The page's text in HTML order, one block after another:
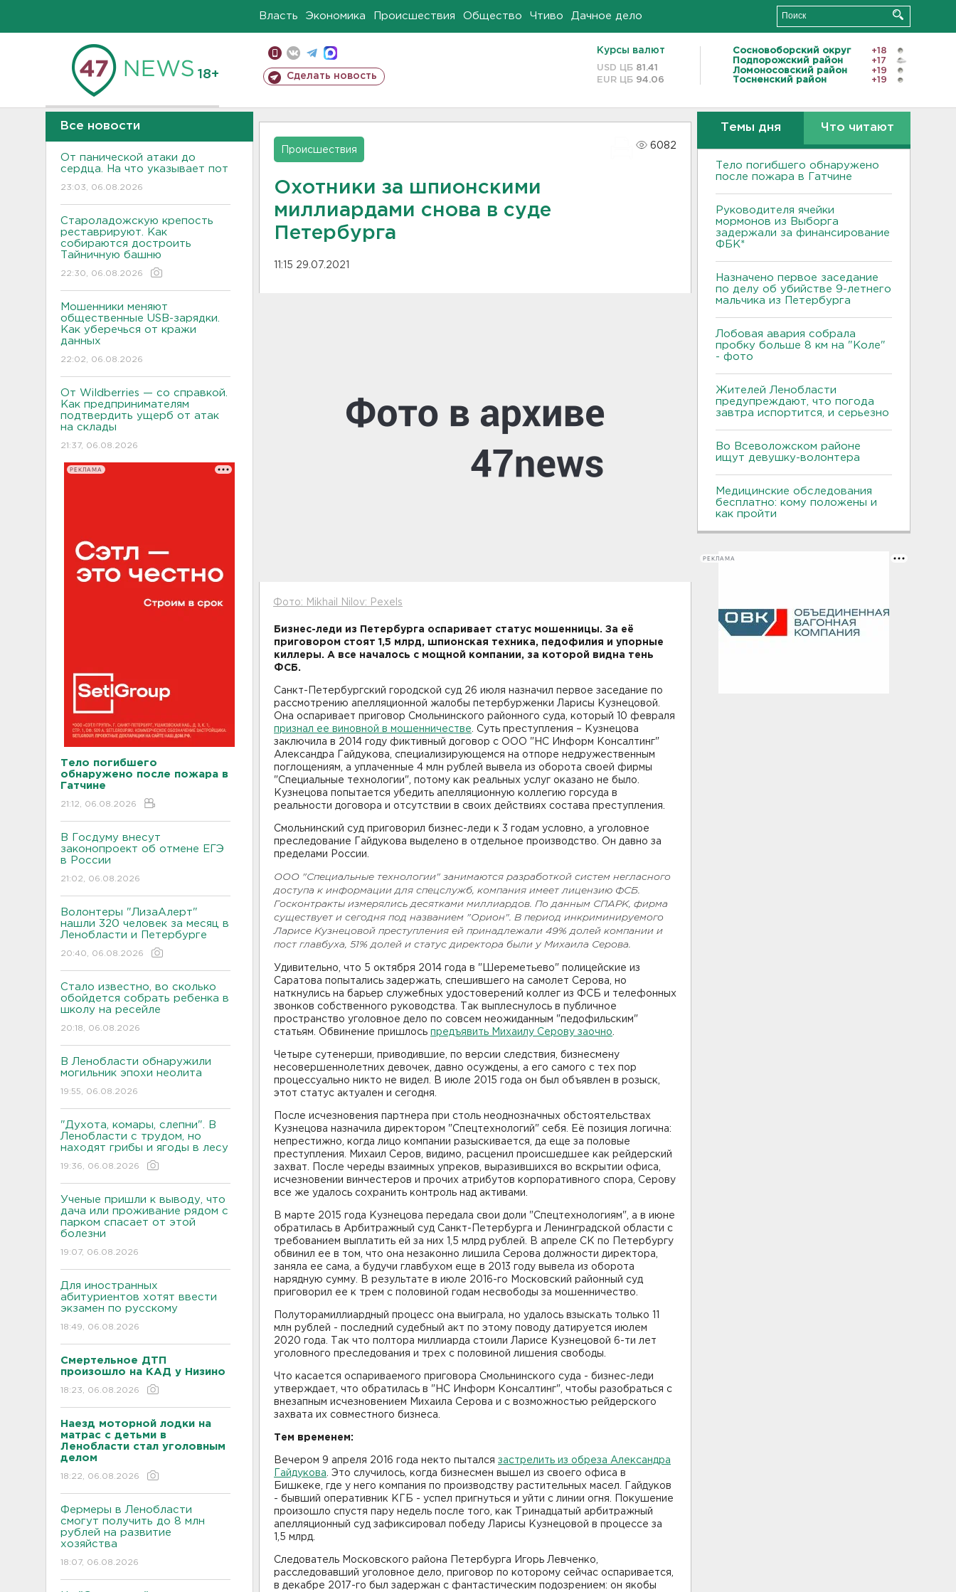
Власть Экономика Происшествия Общество Чтиво Дачное дело
18+ Сделать новость
Курсы валют
USD ЦБ 81.41
EUR ЦБ 94.06
Сосновоборский округ
+18
Подпорожский район
+17
Ломоносовский район
+19
Тосненский район
+19
Все новости
От панической атаки до
сердца. На что указывает пот
23:03, 06.08.2026
Староладожскую крепость
реставрируют. Как
собираются достроить
Тайничную башню
22:30, 06.08.2026
Мошенники меняют
общественные USB-зарядки.
Как уберечься от кражи
данных
22:02, 06.08.2026
От Wildberries — со справкой.
Как предпринимателям
подтвердить ущерб от атак
на склады
21:37, 06.08.2026
РЕКЛАМА
Тело погибшего
обнаружено после пожара в
Гатчине
21:12, 06.08.2026
В Госдуму внесут
законопроект об отмене ЕГЭ
в России
21:02, 06.08.2026
Волонтеры "ЛизаАлерт"
нашли 320 человек за месяц в
Ленобласти и Петербурге
20:40, 06.08.2026
Стало известно, во сколько
обойдется собрать ребенка в
школу на ресейле
20:18, 06.08.2026
В Ленобласти обнаружили
могильник эпохи неолита
19:55, 06.08.2026
"Духота, комары, слепни". В
Ленобласти с трудом, но
находят грибы и ягоды в лесу
19:36, 06.08.2026
Ученые пришли к выводу, что
дача или проживание рядом с
парком спасает от этой
болезни
19:07, 06.08.2026
Для иностранных
абитуриентов хотят ввести
экзамен по русскому
18:49, 06.08.2026
Смертельное ДТП
произошло на КАД у Низино
18:23, 06.08.2026
Наезд моторной лодки на
матрас с детьми в
Ленобласти стал уголовным
делом
18:22, 06.08.2026
Фермеры в Ленобласти
смогут получить до 8 млн
рублей на развитие
хозяйства
18:07, 06.08.2026
Происшествия
6082
Охотники за шпионскими
миллиардами снова в суде
Петербурга ​​​​​​​
11:15 29.07.2021
Фото: Mikhail Nilov: Pexels
Бизнес-леди из Петербурга оспаривает статус мошенницы. За её
приговором стоят 1,5 млрд, шпионская техника, педофилия и упорные
киллеры. А все началось с мощной компании, за которой видна тень
ФСБ.
Санкт-Петербургский городской суд 26 июля назначил первое заседание по
рассмотрению апелляционной жалобы петербурженки Ларисы Кузнецовой.
Она оспаривает приговор Смольнинского районного суда, который 10 февраля
признал ее виновной в мошенничестве . Суть преступления – Кузнецова
заключила в 2014 году фиктивный договор с ООО "НС Информ Консалтинг"
Александра Гайдукова, специализирующемся на отпоре недружественным
поглощениям, а уплаченные 4 млн рублей вывела из оборота своей фирмы
"Специальные технологии", потому как реальных услуг оказано не было.
Кузнецова попытается убедить апелляционную коллегию горсуда в
реальности договора и отсутствии в своих действиях состава преступления.
Смольнинский суд приговорил бизнес-леди к 3 годам условно, а уголовное
преследование Гайдукова выделено в отдельное производство. Он давно за
пределами России.
ООО "Специальные технологии" занимаются разработкой систем негласного
доступа к информации для спецслужб, компания имеет лицензию ФСБ.
Госконтракты измерялись десятками миллиардов. По данным СПАРК, фирма
существует и сегодня под названием "Орион". В период инкриминируемого
Ларисе Кузнецовой преступления ей принадлежали 49% долей компании и
пост главбуха, 51% долей и статус директора были у Михаила Серова.
Удивительно, что 5 октября 2014 года в "Шереметьево" полицейские из
Саратова попытались задержать, спешившего на самолет Серова, но
наткнулись на барьер служебных удостоверений коллег из ФСБ и телефонных
звонков собственного руководства. Так выплеснулось в публичное
пространство уголовное дело по совсем неожиданным "педофильским"
статьям. Обвинение пришлось предъявить Михаилу Серову заочно
Четыре сутенерши, приводившие, по версии следствия, бизнесмену
несовершеннолетних девочек, давно осуждены, а его самого с тех пор
процессуально никто не видел. В июле 2015 года он был объявлен в розыск,
этот статус актуален и сегодня.
После исчезновения партнера при столь неоднозначных обстоятельствах
Кузнецова назначила директором "Спецтехнологий" себя. Её позиция логична:
непрестижно, когда лицо компании разыскивается, да еще за половые
преступления. Михаил Серов, видимо, расценил происшедшее как рейдерский
захват. После череды взаимных упреков, выразившихся во вскрытии офиса,
исчезновении винчестеров и прочих атрибутов корпоративного спора, Серову
все же удалось сохранить контроль над активами.
В марте 2015 года Кузнецова передала свои доли "Спецтехнологиям", а в июне
обратилась в Арбитражный суд Санкт-Петербурга и Ленинградской области с
требованием выплатить ей за них 1,5 млрд рублей. В апреле СК по Петербургу
обвинил ее в том, что она незаконно лишила Серова должности директора,
заняла ее сама, а будучи главбухом еще в 2013 году вывела из оборота
нарядную сумму. В результате в июле 2016-го Московский районный суд
приговорил ее к трем с половиной годам несвободы за мошенничество.
Полуторамиллиардный процесс она выиграла, но удалось взыскать только 11
млн рублей - последний судебный акт по этому поводу датируется июлем
2020 года. Так что полтора миллиарда стоили Ларисе Кузнецовой 6-ти лет
уголовного преследования и трех с половиной лишения свободы.
Что касается оспариваемого приговора Смольнинского суда - бизнес-леди
утверждает, что обратилась в "НС Информ Консалтинг", чтобы разобраться с
внезапным исчезновением Михаила Серова и с возможностью рейдерского
захвата их совместного бизнеса.
Тем временем:
Вечером 9 апреля 2016 года некто пытался застрелить из обреза Александра
Гайдукова . Это случилось, когда бизнесмен вышел из своего офиса в
Бишкеке, где у него компания по производству растительных масел. Гайдуков
- бывший оперативник КГБ - успел пригнуться и уйти с линии огня. Покушение
произошло спустя пару недель после того, как Тринадцатый арбитражный
апелляционный суд зафиксировал победу Ларисы Кузнецовой в процессе за
1,5 млрд.
Следователь Московского района Петербурга Игорь Левченко,
расследовавший уголовное дело, приговор по которому сейчас оспаривается,
в декабре 2017-го был задержан с фантастическим подозрением: он якобы
Темы дня Что читают
Тело погибшего обнаружено
после пожара в Гатчине
Руководителя ячейки
мормонов из Выборга
задержали за финансирование
ФБК*
Назначено первое заседание
по делу об убийстве 9-летнего
мальчика из Петербурга
Лобовая авария собрала
пробку больше 8 км на "Коле"
- фото
Жителей Ленобласти
предупреждают, что погода
завтра испортится, и серьезно
Во Всеволожском районе
ищут девушку-волонтера
Медицинские обследования
бесплатно: кому положены и
как пройти
РЕКЛАМА